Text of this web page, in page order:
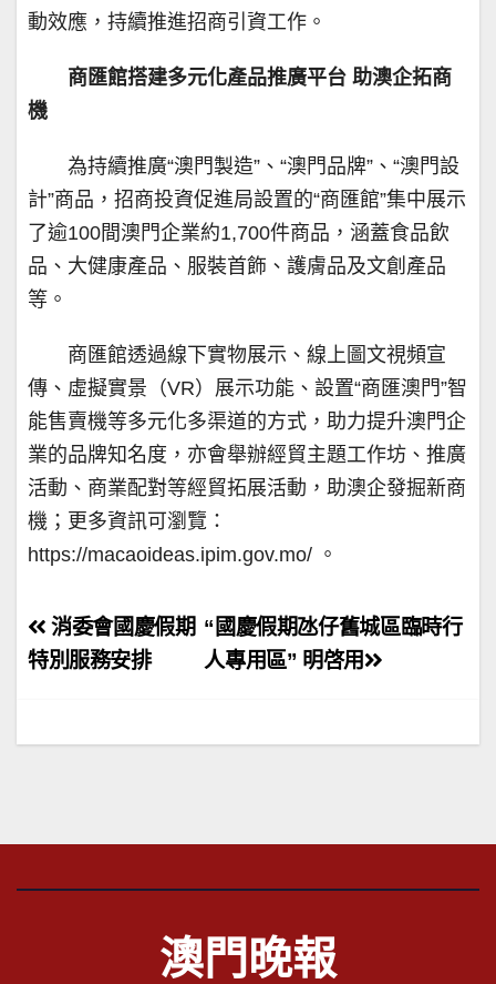
動效應，持續推進招商引資工作。
商匯館搭建多元化產品推廣平台 助澳企拓商
機
為持續推廣“澳門製造”、“澳門品牌”、“澳門設
計”商品，招商投資促進局設置的“商匯館”集中展示
了逾100間澳門企業約1,700件商品，涵蓋食品飲
品、大健康產品、服裝首飾、護膚品及文創產品
等。
商匯館透過線下實物展示、線上圖文視頻宣
傳、虛擬實景（VR）展示功能、設置“商匯澳門”智
能售賣機等多元化多渠道的方式，助力提升澳門企
業的品牌知名度，亦會舉辦經貿主題工作坊、推廣
活動、商業配對等經貿拓展活動，助澳企發掘新商
機；更多資訊可瀏覽：
https://macaoideas.ipim.gov.mo/ 。
文
章
覽
“國慶假期氹仔舊城區臨時行
人專用區” 明啓用
消委會國慶假期
特別服務安排
澳門晚報